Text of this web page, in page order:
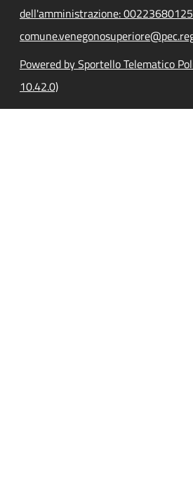
dell'amministrazione:
Powered by Sportello Telematico
10.42.0)